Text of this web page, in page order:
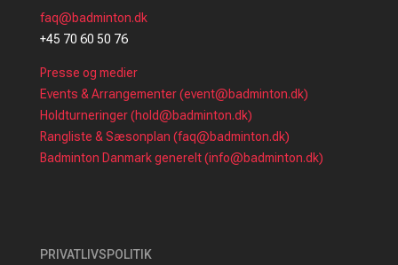
faq@badminton.dk
+45 70 60 50 76
Presse og medier
Events & Arrangementer (event@badminton.dk)
Holdturneringer (hold@badminton.dk)
Rangliste & Sæsonplan (faq@badminton.dk)
Badminton Danmark generelt (info@badminton.dk)
PRIVATLIVSPOLITIK